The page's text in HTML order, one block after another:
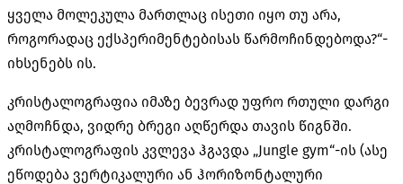
ყველა მოლეკულა მართლაც ისეთი იყო თუ არა,
როგორადაც ექსპერიმენტებისას წარმოჩინდებოდა?“-
იხსენებს ის.
კრისტალოგრაფია იმაზე ბევრად უფრო რთული დარგი
აღმოჩნდა, ვიდრე ბრეგი აღწერდა თავის წიგნში.
კრისტალოგრაფის კვლევა ჰგავდა „Jungle gym“-ის (ასე
ეწოდება ვერტიკალური ან ჰორიზონტალური